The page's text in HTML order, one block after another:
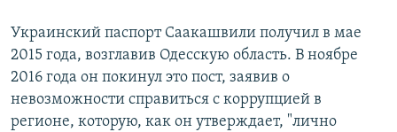
Украинский паспорт Саакашвили получил в мае
2015 года, возглавив Одесскую область. В ноябре
2016 года он покинул это пост, заявив о
невозможности справиться с коррупцией в
регионе, которую, как он утверждает, "лично